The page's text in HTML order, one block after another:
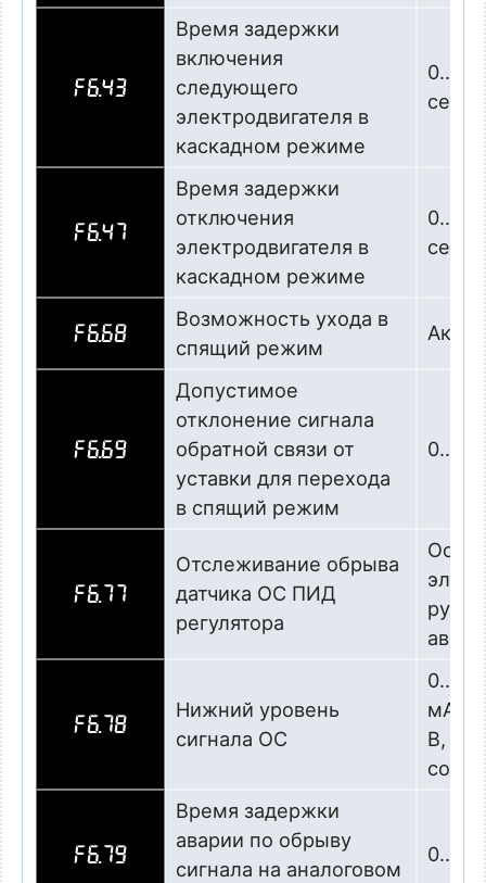
F6.43
Время задержки
включения
следующего
электродвигателя в
каскадном режиме
сек
F6.47
Время задержки
отключения
электродвигателя в
каскадном режиме
сек
F6.68
Возможность ухода в
спящий режим
F6.69
Допустимое
отклонение сигнала
обратной связи от
уставки для перехода
в спящий режим
F6.77
Отслеживание обрыва
датчика ОС ПИД
регулятора
F6.78
Нижний уровень
сигнала ОС
мА
В, 20
F6.79
Время задержки
аварии по обрыву
сигнала на аналоговом